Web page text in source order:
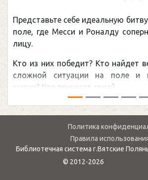
Представьте себе идеальную
поле, где Месси и Роналду
лицу.
Кто из них победит? Кто найдет
сложной ситуации на поле и
жизни? Кто принесет своей ...
Политика
Правила
Библиотечная система г.Вятские
© 2012-2026